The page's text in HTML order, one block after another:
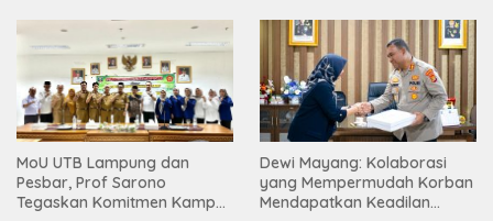
Tinggi
MoU UTB Lampung dan
Pesbar, Prof Sarono
Tegaskan Komitmen Kampus
Dewi Mayang: Kolaborasi
yang Mempermudah Korban
Mendapatkan Keadilan